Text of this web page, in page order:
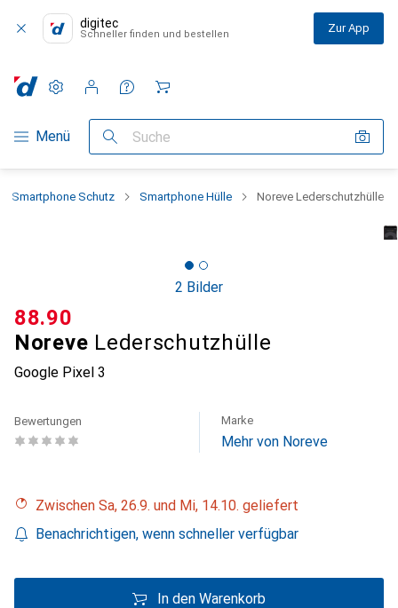
digitec
Schneller finden und bestellen Zur App
Navigation nach Kategorien
Menü Suche
Einstellungen
Kundenkonto
Vergleichslisten
Merklisten
Warenkorb
Smartphone Schutz Smartphone Hülle Noreve Lederschutzhülle
2 Bilder
Noreve Lederschutzhülle
Google Pixel 3
CHF
88.90
Bewertungen Marke
Mehr von Noreve
Zwischen Sa, 26.9. und Mi, 14.10. geliefert
Benachrichtigen, wenn schneller verfügbar
In den Warenkorb